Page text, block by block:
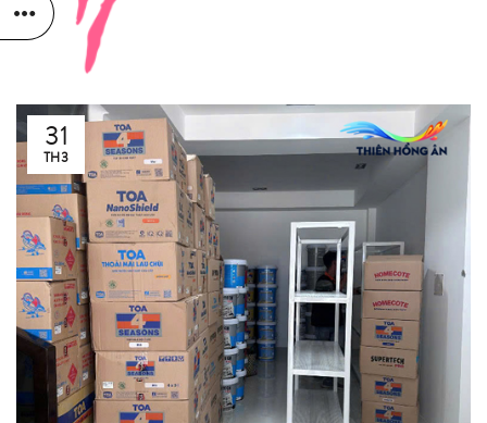
31
TH3